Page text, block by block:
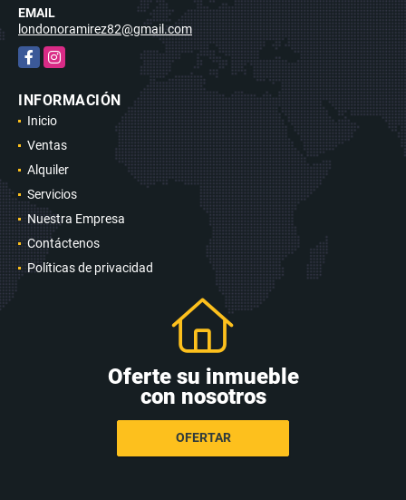
EMAIL
londonoramirez82@gmail.com
FacebookInstagram
INFORMACIÓN
Inicio
Ventas
Alquiler
Servicios
Nuestra Empresa
Contáctenos
Políticas de privacidad
Oferte su inmueble
con nosotros
OFERTAR